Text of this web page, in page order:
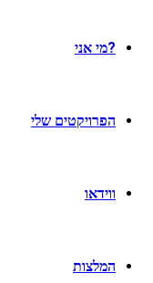
?מי אני
הפרויקטים שלי
ווידאו
המלצות